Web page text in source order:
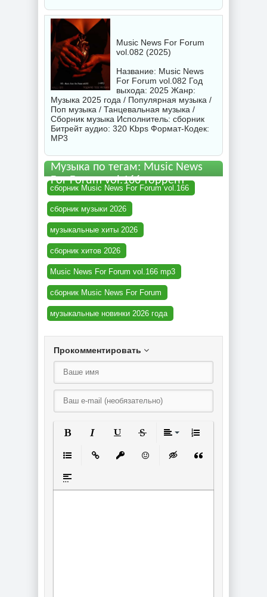
Music News For Forum
vol.082 (2025)
Название: Music News
For Forum vol.082 Год
выхода: 2025 Жанр:
Музыка 2025 года / Популярная музыка /
Поп музыка / Танцевальная музыка /
Сборник музыка Исполнитель: сборник
Битрейт аудио: 320 Kbps Формат-Кодек:
MP3
Музыка по тегам: Music News
For Forum vol.166 торрент
сборник Music News For Forum vol.166
сборник музыки 2026
музыкальные хиты 2026
сборник хитов 2026
Music News For Forum vol.166 mp3
сборник Music News For Forum
музыкальные новинки 2026 года
Прокомментировать
Вставка спойлера